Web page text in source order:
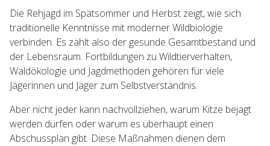
Die Rehjagd im Spätsommer und Herbst zeigt, wie sich
traditionelle Kenntnisse mit moderner Wildbiologie
verbinden. Es zählt also der gesunde Gesamtbestand und
der Lebensraum. Fortbildungen zu Wildtierverhalten,
Waldökologie und Jagdmethoden gehören für viele
Jägerinnen und Jäger zum Selbstverständnis.
Aber nicht jeder kann nachvollziehen, warum Kitze bejagt
werden dürfen oder warum es überhaupt einen
Abschussplan gibt. Diese Maßnahmen dienen dem